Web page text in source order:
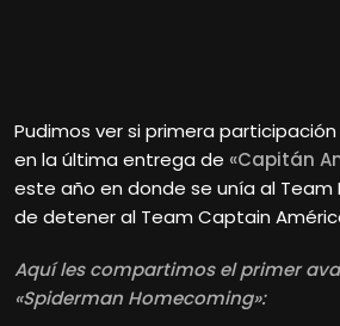
Pudimos ver si primera
en la última entrega de «Capitán
este año en donde se unía al Team
de detener al Team Captain
Aquí les compartimos el primer
«Spiderman Homecoming»: